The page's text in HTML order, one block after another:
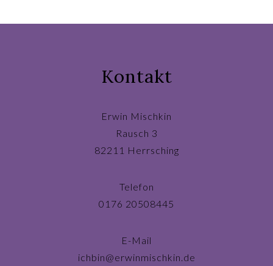
Kontakt
Erwin Mischkin
Rausch 3
82211 Herrsching
Telefon
0176 20508445
E-Mail
ichbin@erwinmischkin.de